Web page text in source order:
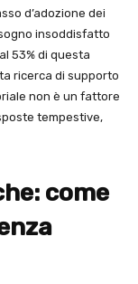
d’adozione dei
insoddisfatto
53% di questa
ricerca di supporto
non è un fattore
tempestive,
come